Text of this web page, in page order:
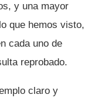
y una mayor
que hemos visto,
cada uno de
reprobado.
claro y